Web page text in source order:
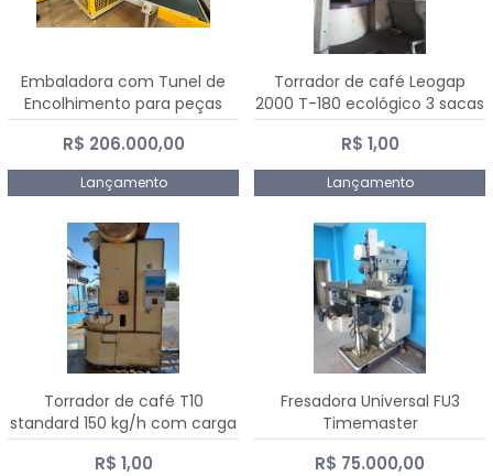
Embaladora com Tunel de
Encolhimento para peças
grandes portas janelas -
Dalmak
R$ 206.000,00
Lançamento
Torrador de café Leogap
2000 T-180 ecológico 3 sacas
de carga 540 kg/h
R$ 1,00
Lançamento
Torrador de café T10
standard 150 kg/h com carga
de 10 kg
R$ 1,00
Fresadora Universal FU3
Timemaster
R$ 75.000,00